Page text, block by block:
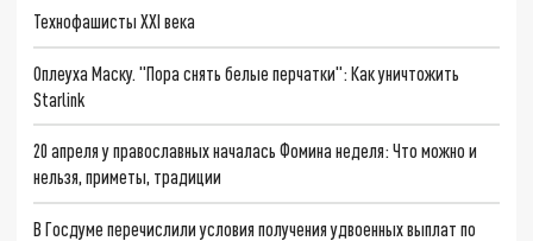
Технофашисты XXI века
Оплеуха Маску. "Пора снять белые перчатки": Как уничтожить
Starlink
20 апреля у православных началась Фомина неделя: Что можно и
нельзя, приметы, традиции
В Госдуме перечислили условия получения удвоенных выплат по